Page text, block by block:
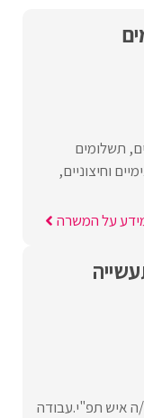
תשלומים
וחיצוניים,
על המשרה
ה איש תפ"י.עבודה